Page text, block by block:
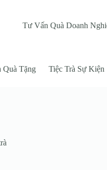
Tư Vấn Quà Doanh
Quà Tặng Tiệc Trà Sự Kiện